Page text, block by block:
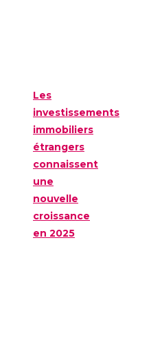
Les
investissements
immobiliers
étrangers
connaissent
une
nouvelle
croissance
en 2025